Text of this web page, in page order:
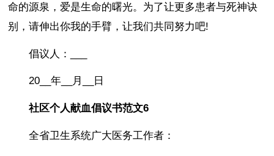
命的源泉，爱是生命的曙光。为了让更多患者与死神诀
别，请伸出你我的手臂，让我们共同努力吧!
倡议人：___
20__年__月__日
社区个人献血倡议书范文6
全省卫生系统广大医务工作者：